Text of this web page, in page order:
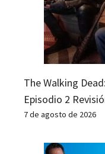
The Walking
Episodio 2
7 de agosto de 2026